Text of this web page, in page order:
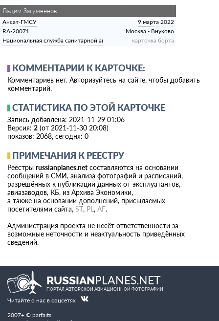
Вадим Загуменнов
Ансат-ГМСУ
RA-20071
Национальная служба санитарной авиации
9 марта 2022
Москва - Внуково
карточка борта
КОММЕНТАРИИ К КАРТОЧКЕ:
Комментариев нет. Авторизуйтесь на сайте, чтобы добавить
комментарий.
СТАТИСТИКА ПО ЭТОЙ КАРТОЧКЕ
Запись добавлена: 2021-11-29 01:06
Версия: 2 (от 2021-11-30 20:08)
показов: 2068, сегодня: 0
ПРИМЕЧАНИЯ К РЕЕСТРУ
Реестры russianplanes.net составляются на основании
сообщений в СМИ, анализа фотографий и расписаний,
разрешённых к публикации данных от эксплуатантов,
авиазаводов, КБ, из Архива Экономики,
а также на основании дополнений, присылаемых
посетителями сайта, ST, PL , AF.
Администрация проекта не несёт ответственности за
возможные неточности и неактуальность приведённых
сведений.
RUSSIANPLANES.NET
ПОРТАЛ АВТОРСКОЙ АВИАЦИОННОЙ ФОТОГРАФИИ
Читайте о нас в соцсетях
2007+ © parfaits